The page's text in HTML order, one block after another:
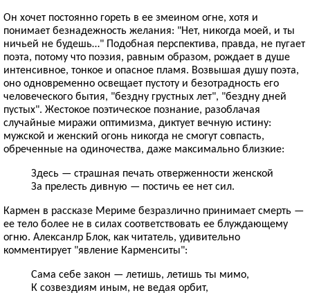
Он хочет постоянно гореть в ее змеином огне, хотя и
понимает безнадежность желания: "Нет, никогда моей, и ты
ничьей не будешь…" Подобная перспектива, правда, не пугает
поэта, потому что поэзия, равным образом, рождает в душе
интенсивное, тонкое и опасное пламя. Возвышая душу поэта,
оно одновременно освещает пустоту и безотрадность его
человеческого бытия, "бездну грустных лет", "бездну дней
пустых". Жестокое поэтическое познание, разоблачая
случайные миражи оптимизма, диктует вечную истину:
мужской и женский огонь никогда не смогут совпасть,
обреченные на одиночества, даже максимально близкие:
Здесь — страшная печать отверженности женской
За прелесть дивную — постичь ее нет сил.
Кармен в рассказе Мериме безразлично принимает смерть —
ее тело более не в силах соответствовать ее блуждающему
огню. Алексанлр Блок, как читатель, удивительно
комментирует "явление Карменситы":
Сама себе закон — летишь, летишь ты мимо,
К созвездиям иным, не ведая орбит,